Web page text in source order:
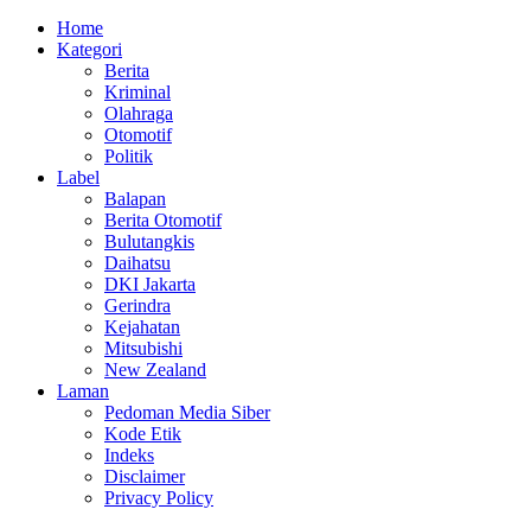
Home
Kategori
Berita
Kriminal
Olahraga
Otomotif
Politik
Label
Balapan
Berita Otomotif
Bulutangkis
Daihatsu
DKI Jakarta
Gerindra
Kejahatan
Mitsubishi
New Zealand
Laman
Pedoman Media Siber
Kode Etik
Indeks
Disclaimer
Privacy Policy